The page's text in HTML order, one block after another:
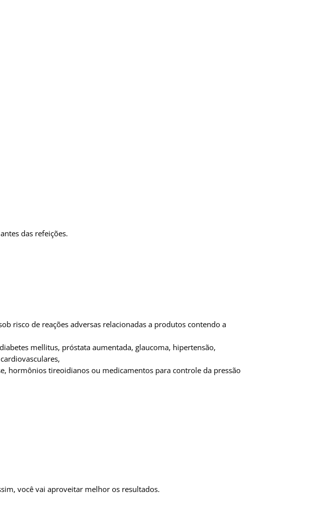
das refeições.
risco de reações adversas relacionadas a produtos contendo a
mellitus, próstata aumentada, glaucoma, hipertensão,
hormônios tireoidianos ou medicamentos para controle da pressão
você vai aproveitar melhor os resultados.